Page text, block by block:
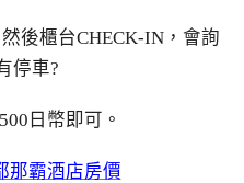
後櫃台CHECK-IN，會詢
停車?
日幣即可。
那霸酒店房價